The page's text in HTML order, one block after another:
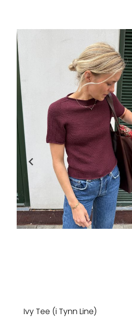
Ivy Tee (i Tynn Line)